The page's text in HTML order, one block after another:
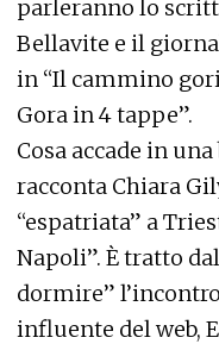
parleranno lo
Bellavite e il
in “Il cammino
Gora in 4 tappe”.
Cosa accade in
racconta Chiara
“espatriata” a
Napoli”. È tratto
dormire”
influente del web,